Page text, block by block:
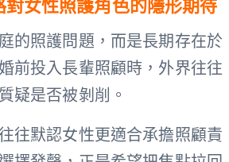
女性照護角色的隱形期待
的照護問題，而是長期存在於
前投入長輩照顧時，外界往往
疑是否被剝削。
往默認女性更適合承擔照顧責